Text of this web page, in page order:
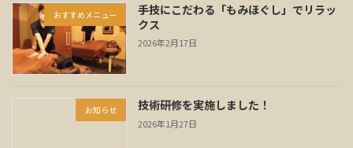
おすすめメニュー
手技にこだわる「もみほぐし」でリラッ
クス
2026年2月17日
お知らせ 技術研修を実施しました！
2026年1月27日